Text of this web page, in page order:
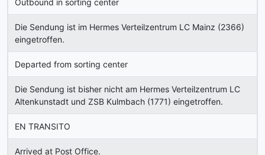
Die Sendung ist im Hermes Verteilzentrum LC Mainz (2366)
eingetroffen.
Departed from sorting center
Die Sendung ist bisher nicht am Hermes Verteilzentrum LC
Altenkunstadt und ZSB Kulmbach (1771) eingetroffen.
EN TRANSITO
Arrived at Post Office.